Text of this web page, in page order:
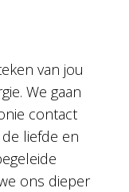
van jou
We gaan
contact
liefde en
ons dieper